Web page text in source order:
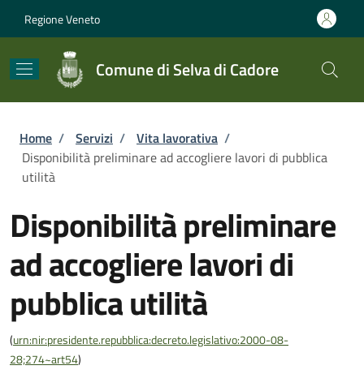
Regione Veneto
Comune di Selva di Cadore
Briciole di pane
Home / Servizi / Vita lavorativa /
Disponibilità preliminare ad accogliere lavori di pubblica
utilità
Disponibilità preliminare
ad accogliere lavori di
pubblica utilità
(urn:nir:presidente.repubblica:decreto.legislativo:2000-08-
28;274~art54)